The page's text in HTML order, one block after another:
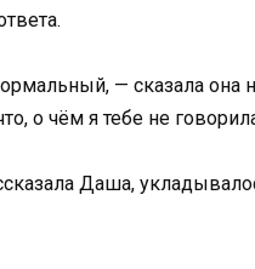
— сказала она
о чём я тебе не
Даша,